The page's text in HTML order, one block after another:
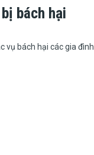
bách hại
vụ bách hại các gia đình